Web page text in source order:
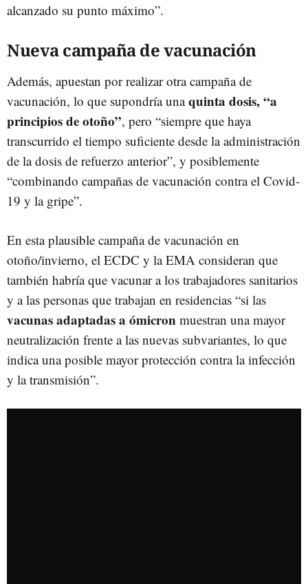
alcanzado su punto máximo”.
Nueva campaña de vacunación
Además, apuestan por realizar otra campaña de
vacunación, lo que supondría unaquinta dosis, “a
principios de otoño”, pero “siempre que haya
transcurrido el tiempo suficiente desde la administración
de la dosis de refuerzo anterior”, y posiblemente
“combinando campañas de vacunación contra el Covid-
19 y la gripe”.
En esta plausible campaña de vacunación en
otoño/invierno, el ECDC y la EMA consideran que
también habría que vacunar a los trabajadores sanitarios
y a las personas que trabajan en residencias “si las
vacunas adaptadas a ómicron muestran una mayor
neutralización frente a las nuevas subvariantes, lo que
indica una posible mayor protección contra la infección
y la transmisión”.